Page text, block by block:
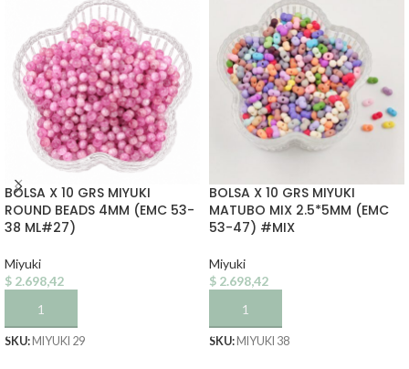
BOLSA X 10 GRS MIYUKI
ROUND BEADS 4MM (EMC 53-
38 ML#27)
Miyuki
$ 2.698,42
AÑADIR AL CARRITO
SKU: MIYUKI 29
BOLSA X 10 GRS MIYUKI
MATUBO MIX 2.5*5MM (EMC
53-47) #MIX
Miyuki
$ 2.698,42
AÑADIR AL CARRITO
SKU: MIYUKI 38